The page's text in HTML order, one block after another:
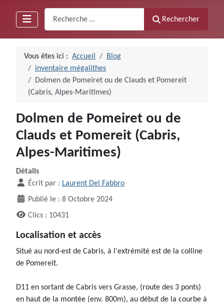
Rechercher
Vous êtes ici : Accueil
Blog
inventaire mégalithes
Dolmen de Pomeiret ou de Clauds et Pomereit
(Cabris, Alpes-Maritimes)
Dolmen de Pomeiret ou de
Clauds et Pomereit (Cabris,
Alpes-Maritimes)
Détails
Écrit par : Laurent Del Fabbro
Publié le : 8 Octobre 2024
Clics : 10431
Localisation et accès
Situé au nord-est de Cabris, à l'extrémité est de la colline
de Pomereit.
D11 en sortant de Cabris vers Grasse, (route des 3 ponts)
en haut de la montée (env. 800m), au début de la courbe à